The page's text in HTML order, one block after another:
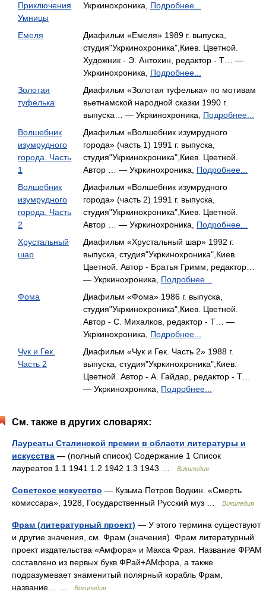
Приключения
Умницы
Укркинохроника, Подробнее...
Емеля
Диафильм «Емеля» 1989 г. выпуска,
студия"Укркинохроника",Киев. Цветной.
Художник - Э. Антохин, редактор - Т… —
Укркинохроника, Подробнее...
Золотая
туфелька
Диафильм «Золотая туфелька» по мотивам
вьетнамской народной сказки 1990 г.
выпуска… — Укркинохроника, Подробнее...
Волшебник
изумрудного
города. Часть
1
Диафильм «Волшебник изумрудного
города» (часть 1) 1991 г. выпуска,
студия"Укркинохроника",Киев. Цветной.
Автор … — Укркинохроника, Подробнее...
Волшебник
изумрудного
города. Часть
2
Диафильм «Волшебник изумрудного
города» (часть 2) 1991 г. выпуска,
студия"Укркинохроника",Киев. Цветной.
Автор … — Укркинохроника, Подробнее...
Хрустальный
шар
Диафильм «Хрустальный шар» 1992 г.
выпуска, студия"Укркинохроника",Киев.
Цветной. Автор - Братья Гримм, редактор…
— Укркинохроника, Подробнее...
Фома
Диафильм «Фома» 1986 г. выпуска,
студия"Укркинохроника",Киев. Цветной.
Автор - С. Михалков, редактор - Т… —
Укркинохроника, Подробнее...
Чук и Гек.
Часть 2
Диафильм «Чук и Гек. Часть 2» 1988 г.
выпуска, студия"Укркинохроника",Киев.
Цветной. Автор - А. Гайдар, редактор - Т…
— Укркинохроника, Подробнее...
См. также в других словарях:
Лауреаты Сталинской премии в области литературы и
искусства — (полный список) Содержание 1 Список
лауреатов 1.1 1941 1.2 1942 1.3 1943 …
Википедия
Советское искусство — Кузьма Петров Водкин. «Смерть
комиссара», 1928, Государственный Русский муз …
Википедия
Фрам (литературный проект) — У этого термина существуют
и другие значения, см. Фрам (значения). Фрам литературный
проект издательства «Амфора» и Макса Фрая. Название ФРАМ
составлено из первых букв ФРай+АМфора, а также
подразумевает знаменитый полярный корабль Фрам,
название… …
Википедия